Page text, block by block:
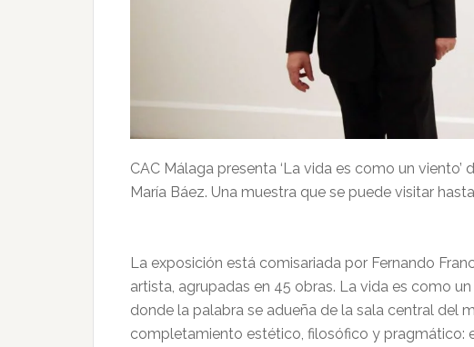
CAC Málaga presenta ‘La vida es como un
María Báez. Una muestra que se puede visitar
La exposición está comisariada por Fernando
artista, agrupadas en 45 obras. La vida es como
donde la palabra se adueña de la sala central del
completamiento estético, filosófico y pragmático: